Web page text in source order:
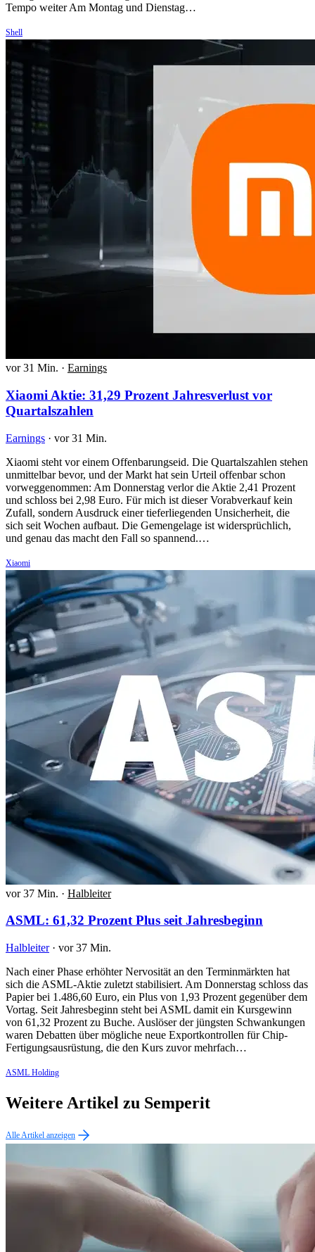
Tempo weiter Am Montag und Dienstag…
Shell
vor 31 Min. · Earnings
Xiaomi Aktie: 31,29 Prozent Jahresverlust vor
Quartalszahlen
Earnings · vor 31 Min.
Xiaomi steht vor einem Offenbarungseid. Die Quartalszahlen stehen
unmittelbar bevor, und der Markt hat sein Urteil offenbar schon
vorweggenommen: Am Donnerstag verlor die Aktie 2,41 Prozent
und schloss bei 2,98 Euro. Für mich ist dieser Vorabverkauf kein
Zufall, sondern Ausdruck einer tieferliegenden Unsicherheit, die
sich seit Wochen aufbaut. Die Gemengelage ist widersprüchlich,
und genau das macht den Fall so spannend.…
Xiaomi
vor 37 Min. · Halbleiter
ASML: 61,32 Prozent Plus seit Jahresbeginn
Halbleiter · vor 37 Min.
Nach einer Phase erhöhter Nervosität an den Terminmärkten hat
sich die ASML-Aktie zuletzt stabilisiert. Am Donnerstag schloss das
Papier bei 1.486,60 Euro, ein Plus von 1,93 Prozent gegenüber dem
Vortag. Seit Jahresbeginn steht bei ASML damit ein Kursgewinn
von 61,32 Prozent zu Buche. Auslöser der jüngsten Schwankungen
waren Debatten über mögliche neue Exportkontrollen für Chip-
Fertigungsausrüstung, die den Kurs zuvor mehrfach…
ASML Holding
Weitere Artikel zu Semperit
Alle Artikel anzeigen